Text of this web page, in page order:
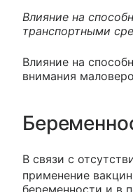
Влияние на
транспортными
Влияние на
внимания
В связи с
применение
беременности и в